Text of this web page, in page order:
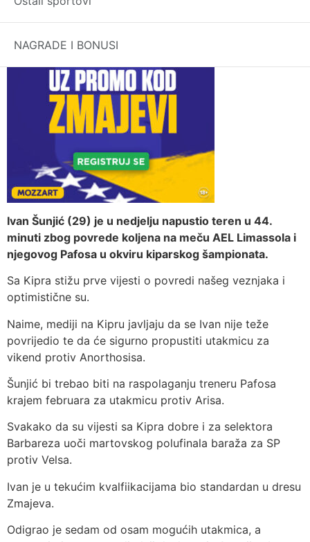
NAGRADE I BONUSI
Ivan Šunjić (29) je u nedjelju napustio teren u 44.
minuti zbog povrede koljena na meču AEL Limassola i
njegovog Pafosa u okviru kiparskog šampionata.
Sa Kipra stižu prve vijesti o povredi našeg veznjaka i
optimistične su.
Naime, mediji na Kipru javljaju da se Ivan nije teže
povrijedio te da će sigurno propustiti utakmicu za
vikend protiv Anorthosisa.
Šunjić bi trebao biti na raspolaganju treneru Pafosa
krajem februara za utakmicu protiv Arisa.
Svakako da su vijesti sa Kipra dobre i za selektora
Barbareza uoči martovskog polufinala baraža za SP
protiv Velsa.
Ivan je u tekućim kvalfiikacijama bio standardan u dresu
Zmajeva.
Odigrao je sedam od osam mogućih utakmica, a